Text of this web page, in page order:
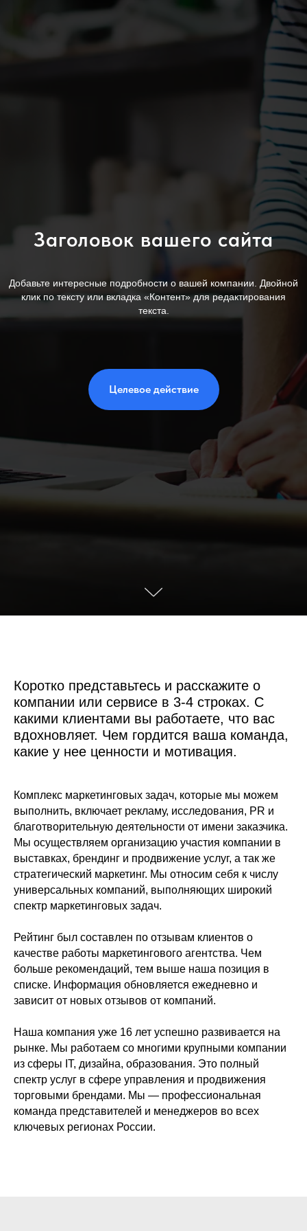
Заголовок вашего сайта
Добавьте интересные подробности о вашей компании. Двойной
клик по тексту или вкладка «Контент» для редактирования
текста.
Целевое действие
Коротко представьтесь и расскажите о
компании или сервисе в 3-4 строках. С
какими клиентами вы работаете, что вас
вдохновляет. Чем гордится ваша команда,
какие у нее ценности и мотивация.
Комплекс маркетинговых задач, которые мы можем
выполнить, включает рекламу, исследования, PR и
благотворительную деятельности от имени заказчика.
Мы осуществляем организацию участия компании в
выставках, брендинг и продвижение услуг, а так же
стратегический маркетинг. Мы относим себя к числу
универсальных компаний, выполняющих широкий
спектр маркетинговых задач.
Рейтинг был составлен по отзывам клиентов о
качестве работы маркетингового агентства. Чем
больше рекомендаций, тем выше наша позиция в
списке. Информация обновляется ежедневно и
зависит от новых отзывов от компаний.
Наша компания уже 16 лет успешно развивается на
рынке. Мы работаем со многими крупными компании
из сферы IT, дизайна, образования. Это полный
спектр услуг в сфере управления и продвижения
торговыми брендами. Мы — профессиональная
команда представителей и менеджеров во всех
ключевых регионах России.